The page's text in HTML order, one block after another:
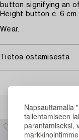
Napsauttamalla
tallentamiseen
parantamiseksi,
button signifying an
Height button c. 6
Wear.
Tietoa ostamisesta